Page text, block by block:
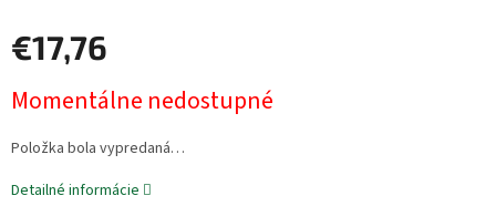
€17,76
cena:
Momentálne nedostupné
Položka bola vypredaná…
Detailné informácie